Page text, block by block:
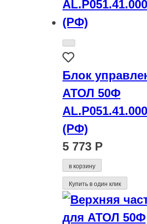
Блок
АТОЛ 50Ф
(РФ)
5 773 Р
в корзину
Купить в один клик